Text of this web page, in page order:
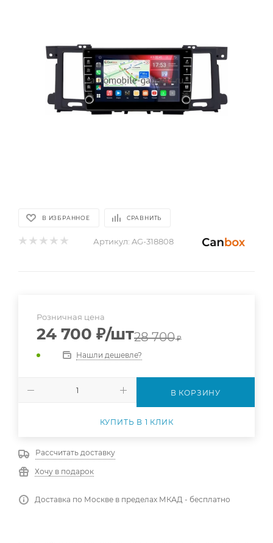
В ИЗБРАННОЕ СРАВНИТЬ
Артикул: AG-318808
Розничная цена
24 700 ₽/шт28 700₽
Нашли дешевле?
В КОРЗИНУ
КУПИТЬ В 1 КЛИК
Рассчитать доставку
Хочу в подарок
Доставка по Москве в пределах МКАД - бесплатно